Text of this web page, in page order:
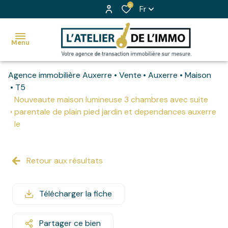
0 Fr
Menu
accueil
nos
biens
Voir
tous
biens
biens
Agence immobilière Auxerre Vente Auxerre
Maison
T5
Nouveaute maison lumineuse 3 chambres avec suite
parentale de plain pied jardin et dependances auxerre
le
Retour aux résultats
Télécharger la fiche
Partager ce bien